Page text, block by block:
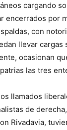
cargando
encerrados por
con
llevar
ocasionan
las tres
llamados
de
Rivadavia,